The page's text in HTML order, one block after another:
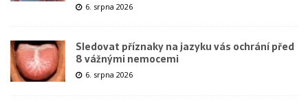
6. srpna 2026
Sledovat příznaky na jazyku vás ochrání před
8 vážnými nemocemi
6. srpna 2026